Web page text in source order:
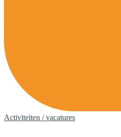
Activiteiten / vacatures